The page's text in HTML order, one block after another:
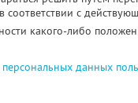
соответствии с
какого-либо
данных